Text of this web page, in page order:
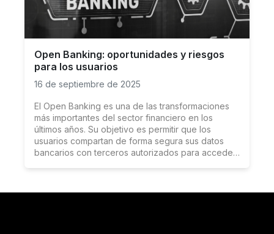
Open Banking: oportunidades y riesgos
para los usuarios
16 de septiembre de 2025
El Open Banking es una de las transformaciones
más importantes del sector financiero en los
últimos años. Su objetivo es permitir que los
usuarios compartan de forma segura sus datos
bancarios con terceros autorizados para acceder